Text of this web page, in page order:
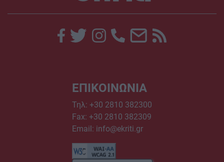
ΕΠΙΚΟΙΝΩΝΙΑ
Τηλ: +30 2810 382300
Fax: +30 2810 382309
Email: info@ekriti.gr